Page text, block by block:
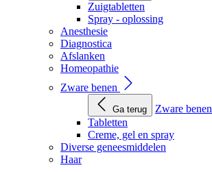
Zuigtabletten
Spray - oplossing
Anesthesie
Diagnostica
Afslanken
Homeopathie
Zware benen
Ga terug
Zware benen
Tabletten
Creme, gel en spray
Diverse geneesmiddelen
Haar